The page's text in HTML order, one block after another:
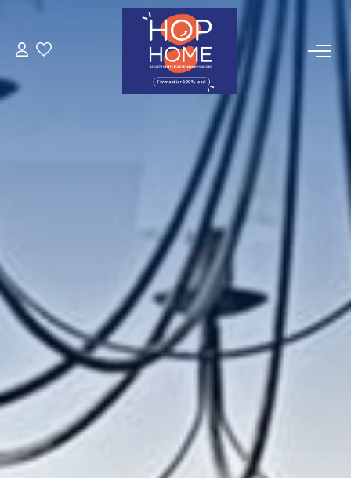
ACHETER
NOS LOCATIONS
Nos Biens À Louer
Nos Locations Saisonnières
GESTION LOCATIVE
TRANSACTIONS RÉALISÉES
ESTIMATION
NOS AGENCES
CONTACT
EN